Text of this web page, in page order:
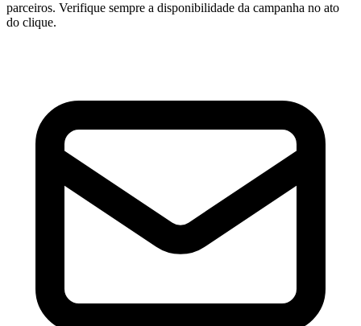
parceiros. Verifique sempre a disponibilidade da campanha no ato
do clique.